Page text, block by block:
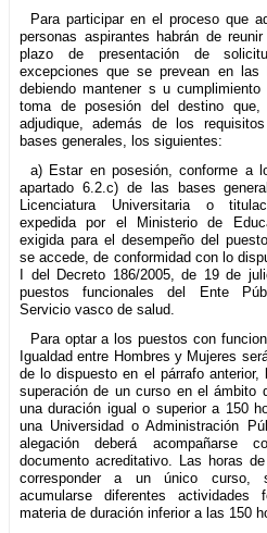
Para participar en el proceso que
personas aspirantes habrán de
plazo de presentación de
excepciones que se prevean en las
debiendo mantener s u
toma de posesión del destino
adjudique, además de los
bases generales, los siguientes:
a) Estar en posesión, conforme a
apartado 6.2.c) de las bases
Licenciatura Universitaria o
expedida por el Ministerio de
exigida para el desempeño del
se accede, de conformidad con lo
I del Decreto 186/2005, de 19 de
puestos funcionales del Ente
Servicio vasco de salud.
Para optar a los puestos con
Igualdad entre Hombres y Mujeres
de lo dispuesto en el párrafo anterior,
superación de un curso en el ámbito
una duración igual o superior a 150
una Universidad o Administración
alegación deberá acompañarse
documento acreditativo. Las horas
corresponder a un único curso,
acumularse diferentes actividades
materia de duración inferior a las 150